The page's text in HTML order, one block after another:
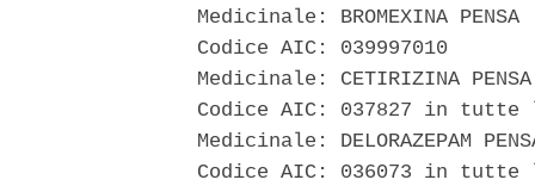
  Medicinale: BROMEXINA PENSA
  Codice AIC: 039997010
Medicinale: CETIRIZINA
Codice AIC: 037827 in
Medicinale: DELORAZEPAM
Codice AIC: 036073 in